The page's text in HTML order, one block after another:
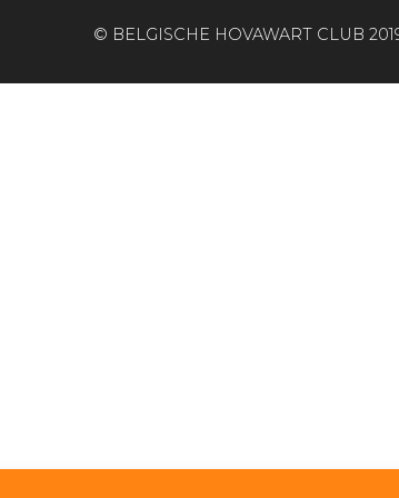
© BELGISCHE HOVAWART CLUB